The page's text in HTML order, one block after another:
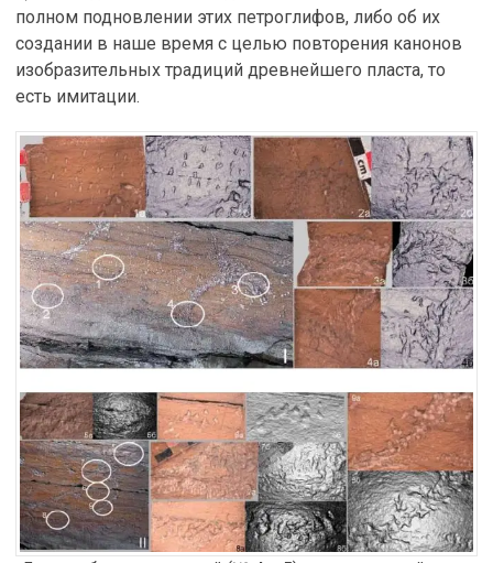
полном подновлении этих петроглифов, либо об их
создании в наше время с целью повторения канонов
изобразительных традиций древнейшего пласта, то
есть имитации.